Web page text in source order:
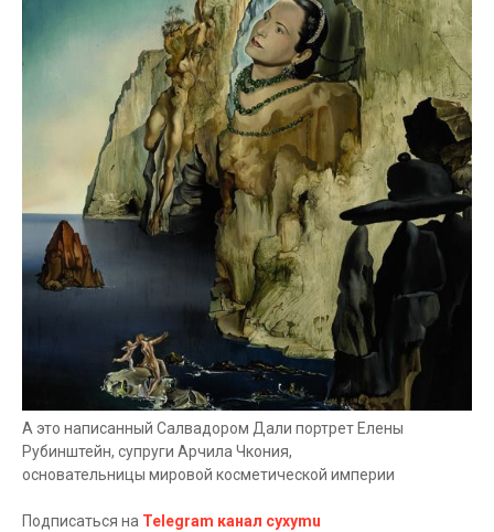
А это написанный Салвадором Дали портрет Елены
Рубинштейн, супруги Арчила Чкония,
основательницы мировой косметической империи
Подписаться на Telegram канал cyxymu